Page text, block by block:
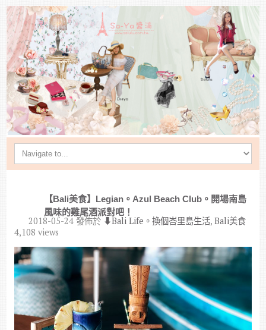
【Bali美食】Legian。Azul Beach Club。開場南島
風味的雞尾酒派對吧！
2018-05-24 發佈於 ⬇︎Bali Life。換個峇里島生活, Bali美食
4,108 views